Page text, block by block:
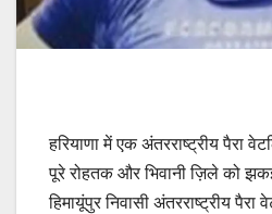
हरियाणा में एक अंतरराष्ट्रीय पैरा
पूरे रोहतक और भिवानी ज़िले को
हिमायूंपुर निवासी अंतरराष्ट्रीय पैरा